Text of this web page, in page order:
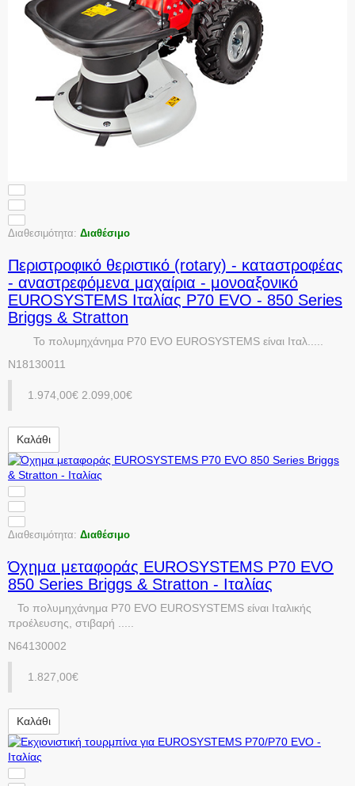
Διαθεσιμότητα: Διαθέσιμο
Περιστροφικό θεριστικό (rotary) - καταστροφέας
- αναστρεφόμενα μαχαίρια - μονοαξονικό
EUROSYSTEMS Ιταλίας P70 EVO - 850 Series
Briggs & Stratton
Το πολυμηχάνημα P70 EVO EUROSYSTEMS είναι Ιταλ.....
N18130011
1.974,00€ 2.099,00€
Καλάθι
Διαθεσιμότητα: Διαθέσιμο
Όχημα μεταφοράς EUROSYSTEMS P70 EVO
850 Series Briggs & Stratton - Ιταλίας
Το πολυμηχάνημα P70 EVO EUROSYSTEMS είναι Ιταλικής
προέλευσης, στιβαρή .....
N64130002
1.827,00€
Καλάθι